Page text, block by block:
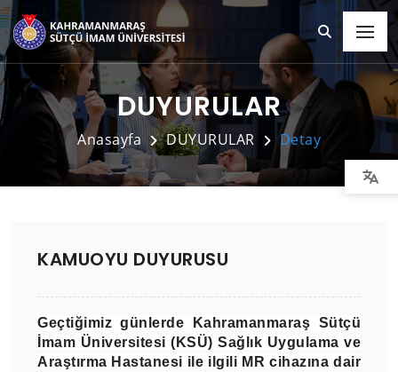
DUYURULAR
Anasayfa DUYURULAR Detay
KAMUOYU DUYURUSU
Geçtiğimiz günlerde Kahramanmaraş Sütçü
İmam Üniversitesi (KSÜ) Sağlık Uygulama ve
Araştırma Hastanesi ile ilgili MR cihazına dair